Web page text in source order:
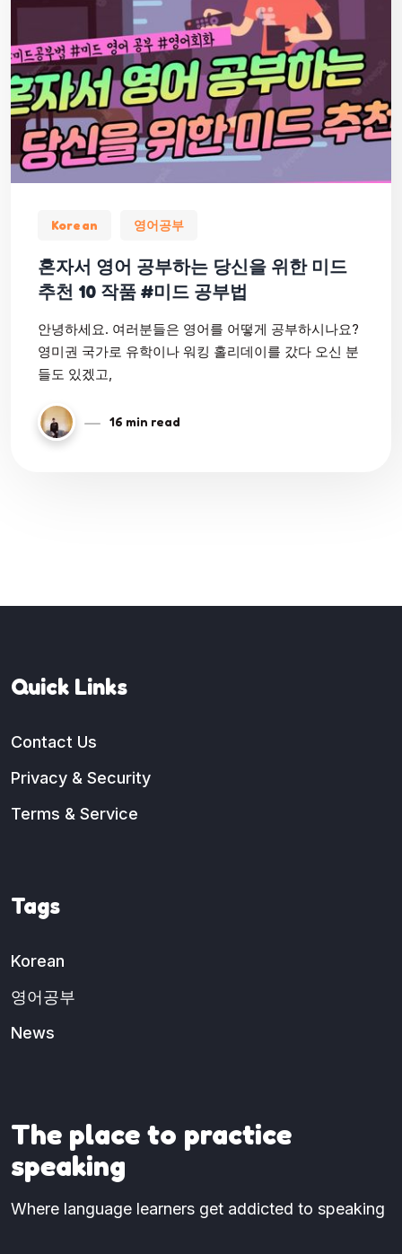
Korean 영어공부
혼자서 영어 공부하는 당신을 위한 미드
추천 10 작품 #미드 공부법
안녕하세요. 여러분들은 영어를 어떻게 공부하시나요?
영미권 국가로 유학이나 워킹 홀리데이를 갔다 오신 분
들도 있겠고,
16 min read
Quick Links
Contact Us
Privacy & Security
Terms & Service
Tags
Korean
영어공부
News
The place to practice
speaking
Where language learners get addicted to speaking